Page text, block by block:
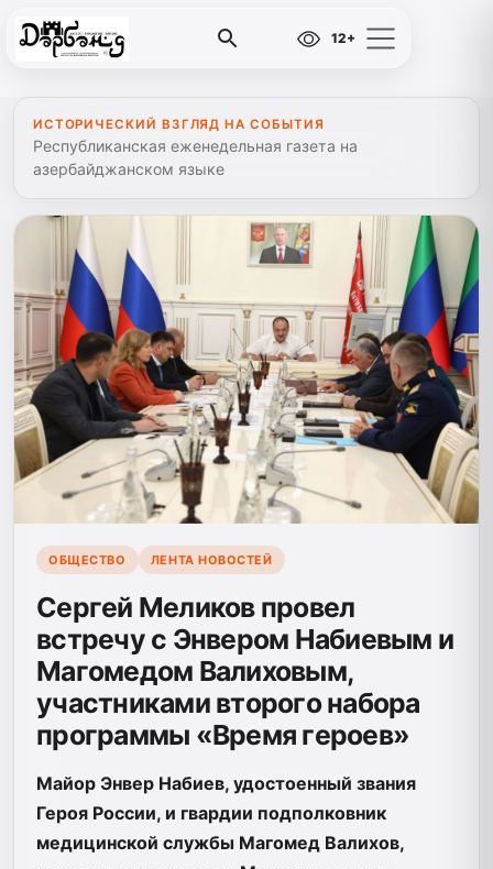
12+
ИСТОРИЧЕСКИЙ ВЗГЛЯД НА СОБЫТИЯ
Республиканская еженедельная газета на
азербайджанском языке
ОБЩЕСТВО ЛЕНТА НОВОСТЕЙ
Сергей Меликов провел
встречу с Энвером Набиевым и
Магомедом Валиховым,
участниками второго набора
программы «Время героев»
Майор Энвер Набиев, удостоенный звания
Героя России, и гвардии подполковник
медицинской службы Магомед Валихов,